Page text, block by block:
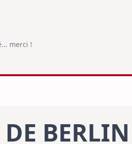
merci !